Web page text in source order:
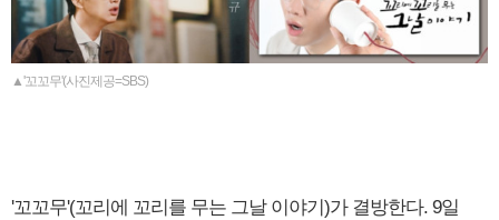
▲'꼬꼬무'(사진제공=SBS)
'꼬꼬무'(꼬리에 꼬리를 무는 그날 이야기)가 결방한다. 9일